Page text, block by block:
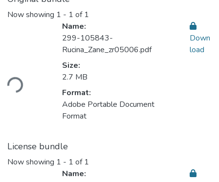
Now showing 1 - 1 of 1
Loading...
Name:
299-105843-
Rucina_Zane_zr05006.pdf
Size:
2.7 MB
Format:
Adobe Portable Document
Format
Down
load
License bundle
Now showing 1 - 1 of 1
Name: